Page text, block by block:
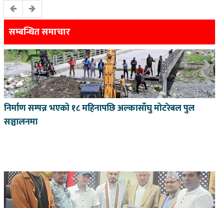
सम्बन्धित समाचार
निर्माण सम्पन्न भएको १८ महिनापछि अल्कासाँघु मोटरेबल पुल
सञ्चालनमा